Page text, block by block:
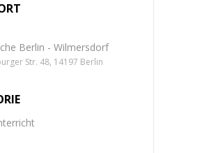
Berlin - Wilmersdorf
Str. 48, 14197 Berlin